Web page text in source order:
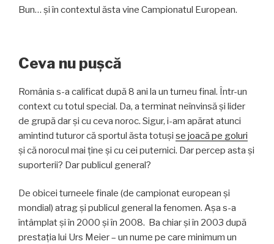
Bun… și în contextul ăsta vine Campionatul European.
Ceva nu pușcă
România s-a calificat după 8 ani la un turneu final. Într-un
context cu totul special. Da, a terminat neînvinsă și lider
de grupă dar și cu ceva noroc. Sigur, i-am apărat atunci
amintind tuturor că sportul ăsta totuși se joacă pe goluri
și că norocul mai ține și cu cei puternici. Dar percep asta și
suporterii? Dar publicul general?
De obicei turneele finale (de campionat european și
mondial) atrag și publicul general la fenomen. Așa s-a
întâmplat și în 2000 și în 2008. Ba chiar și în 2003 după
prestația lui Urs Meier – un nume pe care minimum un